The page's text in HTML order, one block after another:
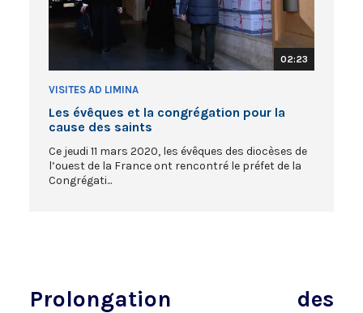
02:23
VISITES AD LIMINA
Les évêques et la congrégation pour la
cause des saints
Ce jeudi 11 mars 2020, les évêques des diocèses de
l’ouest de la France ont rencontré le préfet de la
Congrégati...
Prolongation des